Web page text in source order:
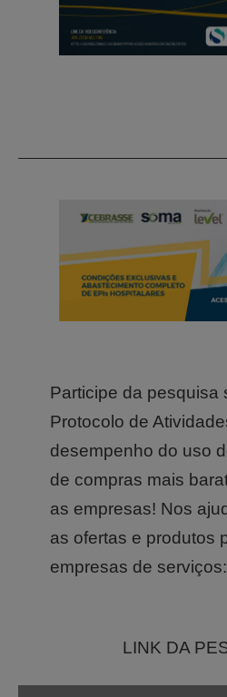
Participe da pesquisa
Protocolo de
desempenho do uso
de compras mais
as empresas! Nos
as ofertas e produtos
empresas de serviços:
LINK DA